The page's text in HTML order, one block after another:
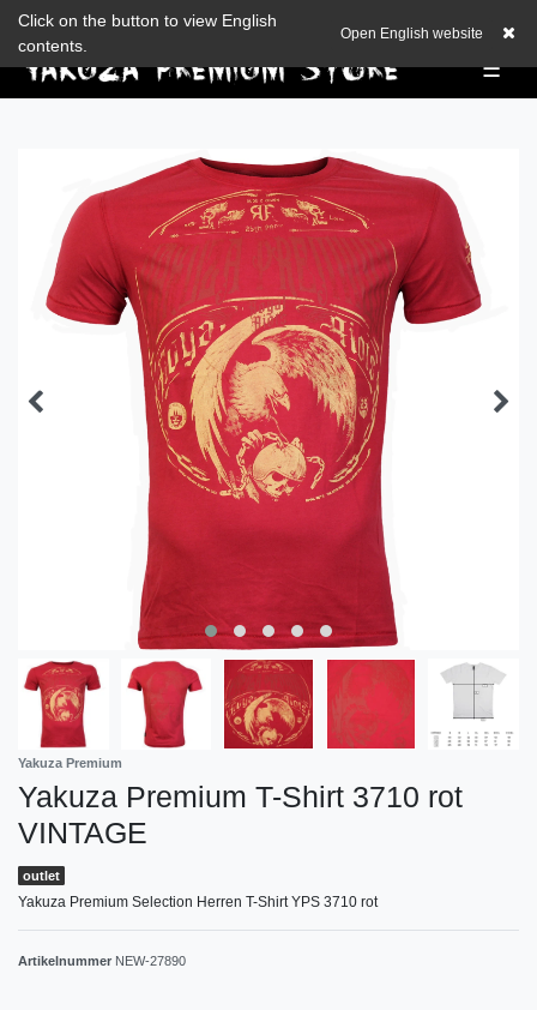
Zum Blog
☰
Click on the button to view English
contents.
Open English website
Yakuza Premium
Yakuza Premium T-Shirt 3710 rot
VINTAGE
outlet
Yakuza Premium Selection Herren T-Shirt YPS 3710 rot
Artikelnummer NEW-27890